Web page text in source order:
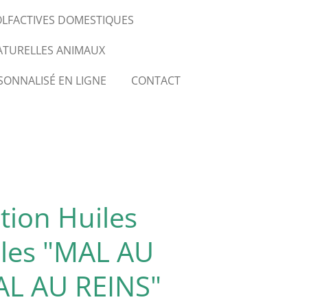
DOMESTIQUES
ANIMAUX
EN LIGNE CONTACT
Huiles
"MAL AU
AU REINS"